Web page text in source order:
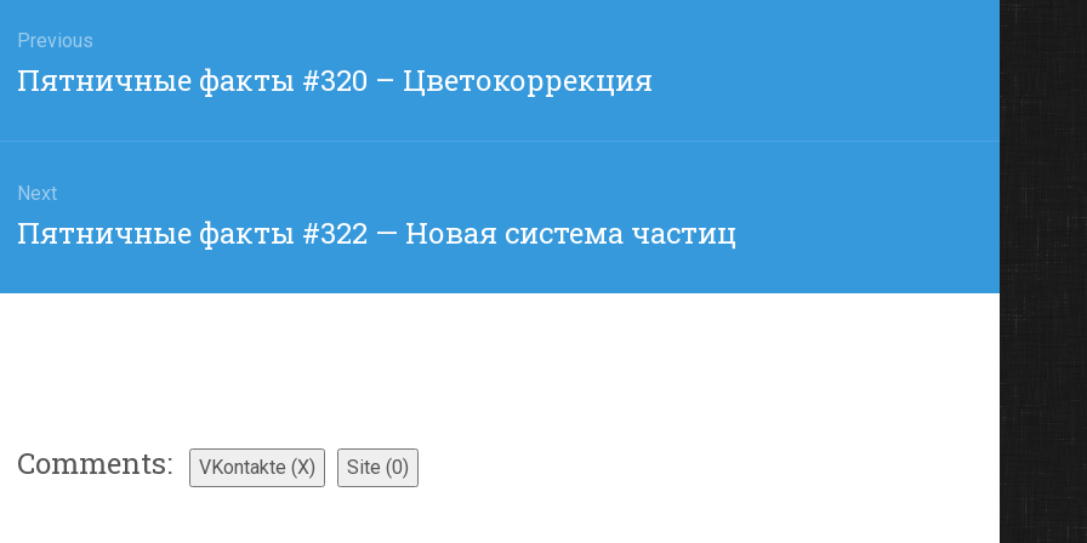
Previous
Previous
Пятничные факты #320 – Цветокоррекция
Next
Next
Пятничные факты #322 — Новая система частиц
Comments: VKontakte (X) Site (0)